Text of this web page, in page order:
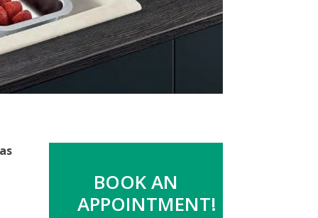
BOOK AN
APPOINTMENT!